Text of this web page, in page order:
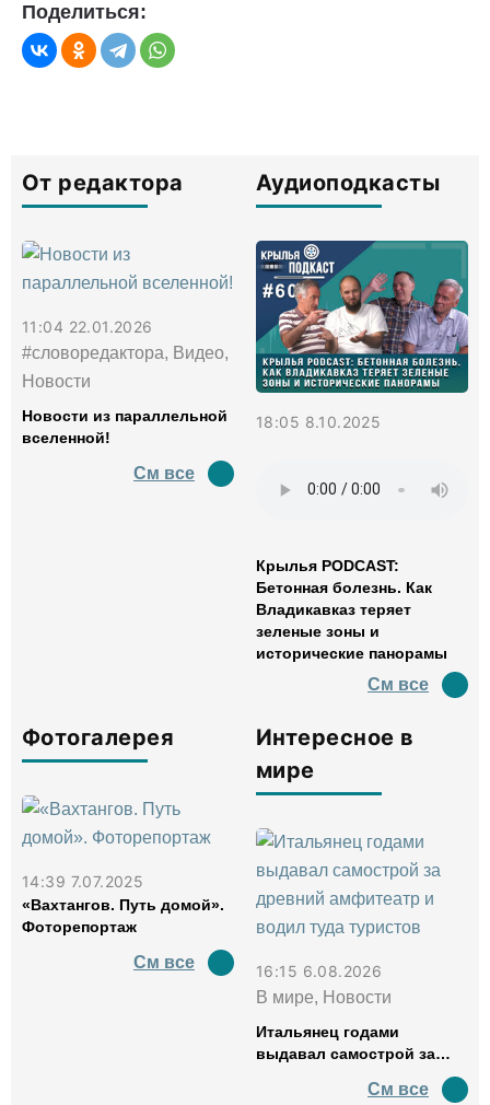
Поделиться:
От редактора
11:04 22.01.2026
#словоредактора, Видео,
Новости
Новости из параллельной
вселенной!
См все
Аудиоподкасты
18:05 8.10.2025
Крылья PODCAST:
Бетонная болезнь. Как
Владикавказ теряет
зеленые зоны и
исторические панорамы
См все
Фотогалерея
14:39 7.07.2025
«Вахтангов. Путь домой».
Фоторепортаж
См все
Интересное в
мире
16:15 6.08.2026
В мире, Новости
Итальянец годами
выдавал самострой за
водил туда туристов
См все